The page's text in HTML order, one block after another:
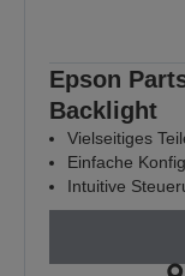
Epson
Backlight
Vielseitiges
Einfache
Intuitive